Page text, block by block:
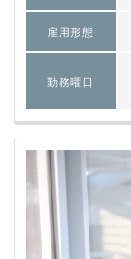
雇用形態
勤務曜日